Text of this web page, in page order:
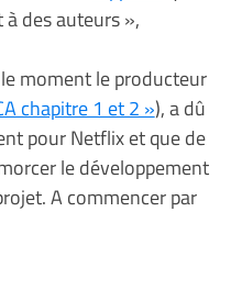
des auteurs »,
moment le producteur
chapitre 1 et 2 »), a dû
pour Netflix et que de
le développement
A commencer par